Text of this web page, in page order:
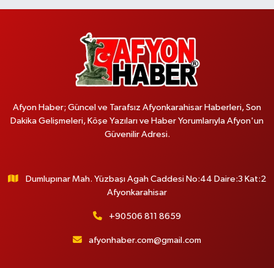
Afyon Haber; Güncel ve Tarafsız Afyonkarahisar Haberleri, Son
Dakika Gelişmeleri, Köşe Yazıları ve Haber Yorumlarıyla Afyon'un
Güvenilir Adresi.
Dumlupınar Mah. Yüzbaşı Agah Caddesi No:44 Daire:3 Kat:2
Afyonkarahisar
+90506 811 8659
afyonhaber.com@gmail.com